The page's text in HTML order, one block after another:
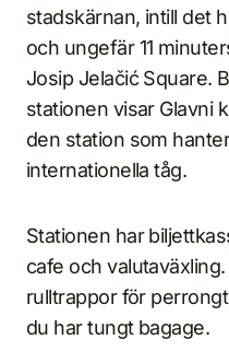
stadskärnan, intill det
och ungefär 11
Josip Jelačić Square.
stationen visar Glavni
den station som
internationella tåg.
Stationen har
cafe och
rulltrappor för
du har tungt bagage.